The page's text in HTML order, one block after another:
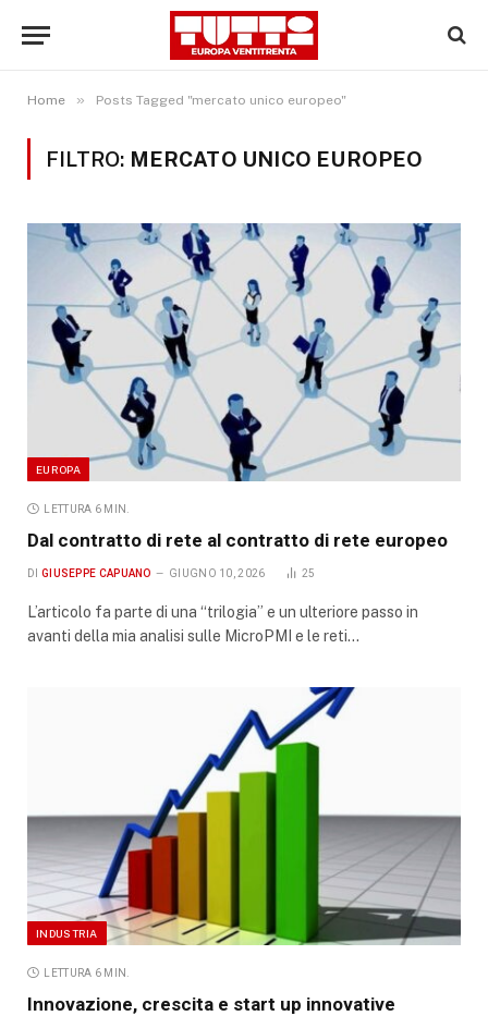
Home » Posts Tagged "mercato unico europeo"
FILTRO: MERCATO UNICO EUROPEO
EUROPA
LETTURA 6 MIN.
Dal contratto di rete al contratto di rete europeo
DI GIUSEPPE CAPUANO GIUGNO 10, 2026 25
L’articolo fa parte di una “trilogia” e un ulteriore passo in
avanti della mia analisi sulle MicroPMI e le reti…
INDUSTRIA
LETTURA 6 MIN.
Innovazione, crescita e start up innovative